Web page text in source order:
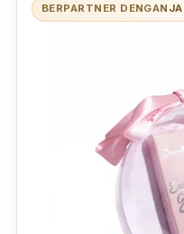
BERPARTNER DENGAN